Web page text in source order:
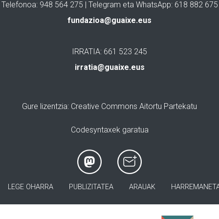
Telefonoa: 948 564 275 | Telegram eta WhatsApp: 618 882 675
fundazioa@guaixe.eus
IRRATIA: 661 523 245
irratia@guaixe.eus
Gure lizentzia: Creative Commons Aitortu Partekatu
Codesyntaxek garatua
LEGE OHARRA PUBLIZITATEA ARAUAK